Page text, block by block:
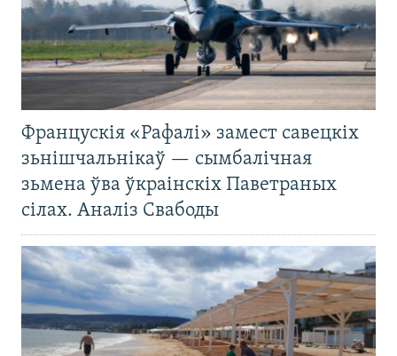
Францускія «Рафалі» замест савецкіх
зьнішчальнікаў — сымбалічная
зьмена ўва ўкраінскіх Паветраных
сілах. Аналіз Свабоды